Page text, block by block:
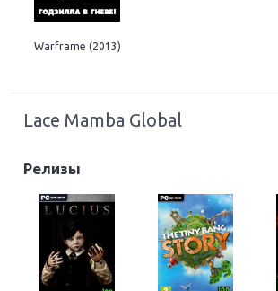
Warframe (2013)
Lace Mamba Global
Релизы